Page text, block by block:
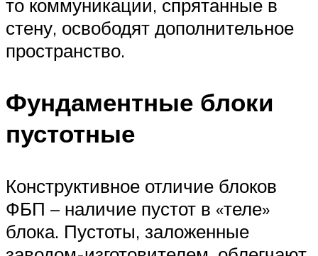
то коммуникации, спрятанные в
стену, освободят дополнительное
пространство.
Фундаментные блоки
пустотные
Конструктивное отличие блоков
ФБП – наличие пустот в «теле»
блока. Пустоты, заложенные